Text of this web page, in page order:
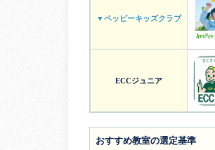
▼ペッピーキッズクラブ
ECCジュニア
おすすめ教室の選定基準